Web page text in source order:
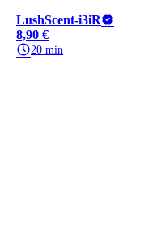
LushScent-i3iR
8,90 €
20 min